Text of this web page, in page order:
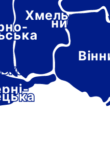
Хмель-
ницька